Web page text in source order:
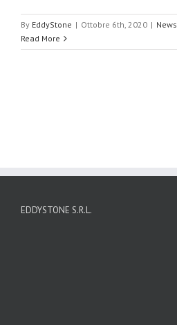
By EddyStone | Ottobre 6th, 2020 | News
Read More
EDDYSTONE S.R.L.